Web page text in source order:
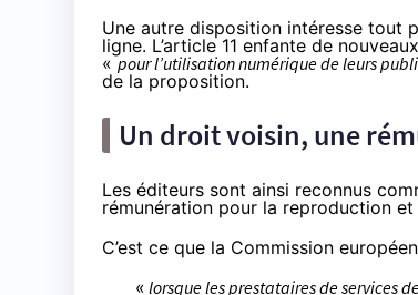
Une autre disposition intéresse tout
ligne. L’article 11 enfante de
«pour l’utilisation numérique de leurs
de la proposition.
Un droit voisin, une
Les éditeurs sont ainsi reconnus
rémunération pour la reproduction
C’est ce que la Commission
« lorsque les prestataires de services